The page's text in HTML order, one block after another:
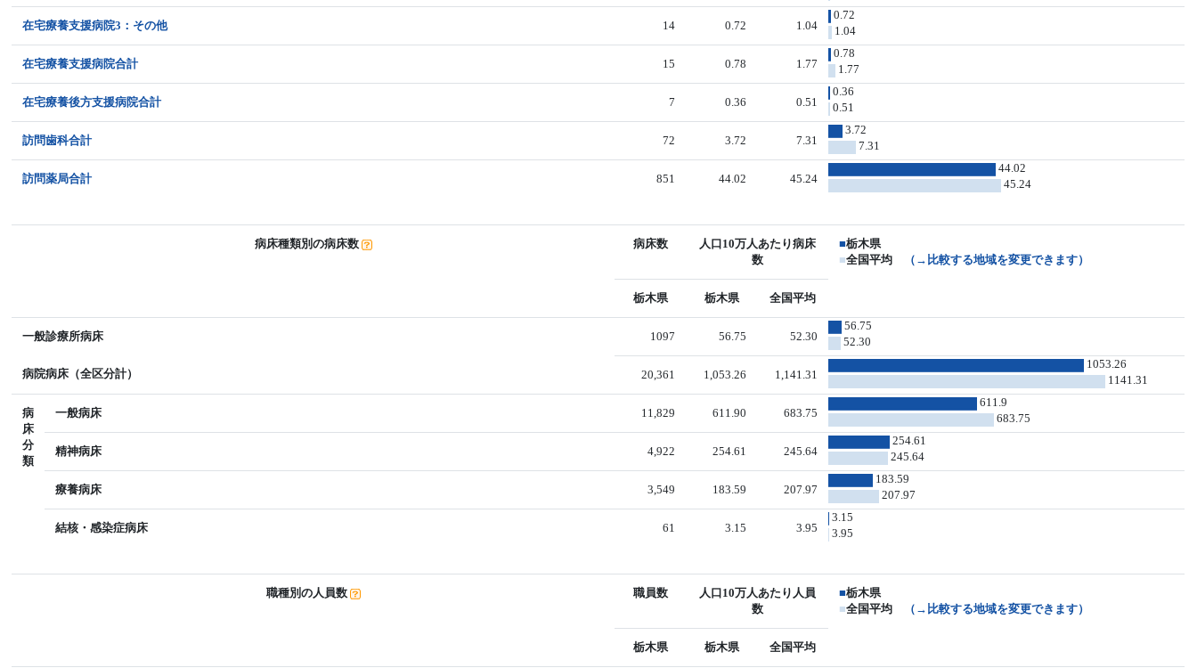
在宅療養支援病院3：その他 14 0.72 1.04
0.72
1.04
在宅療養支援病院合計 15 0.78 1.77
0.78
1.77
在宅療養後方支援病院合計 7 0.36 0.51
0.36
0.51
訪問歯科合計 72 3.72 7.31
3.72
7.31
訪問薬局合計 851 44.02 45.24
44.02
45.24
病床種類別の病床数 病床数
人口10万人あたり病床
数
■栃木県
■全国平均 （→比較する地域を変更できます）
栃木県 栃木県 全国平均
一般診療所病床 1097 56.75 52.30
56.75
52.30
病院病床（全区分計） 20,361 1,053.26 1,141.31
1053.26
1141.31
病
床
分
類
一般病床 11,829 611.90 683.75
611.9
683.75
精神病床 4,922 254.61 245.64
254.61
245.64
療養病床 3,549 183.59 207.97
183.59
207.97
結核・感染症病床 61 3.15 3.95
3.15
3.95
職種別の人員数 職員数
人口10万人あたり人員
数
■栃木県
■全国平均 （→比較する地域を変更できます）
栃木県 栃木県 全国平均